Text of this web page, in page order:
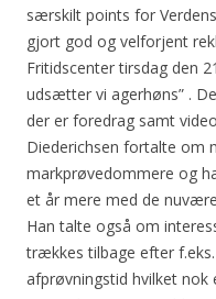
særskilt points for
gjort god og velforjent
Fritidscenter tirsdag den
udsætter vi agerhøns” .
der er foredrag samt
Diederichsen fortalte om
markprøvedommere og
et år mere med de
Han talte også om
trækkes tilbage efter
afprøvningstid hvilket nok